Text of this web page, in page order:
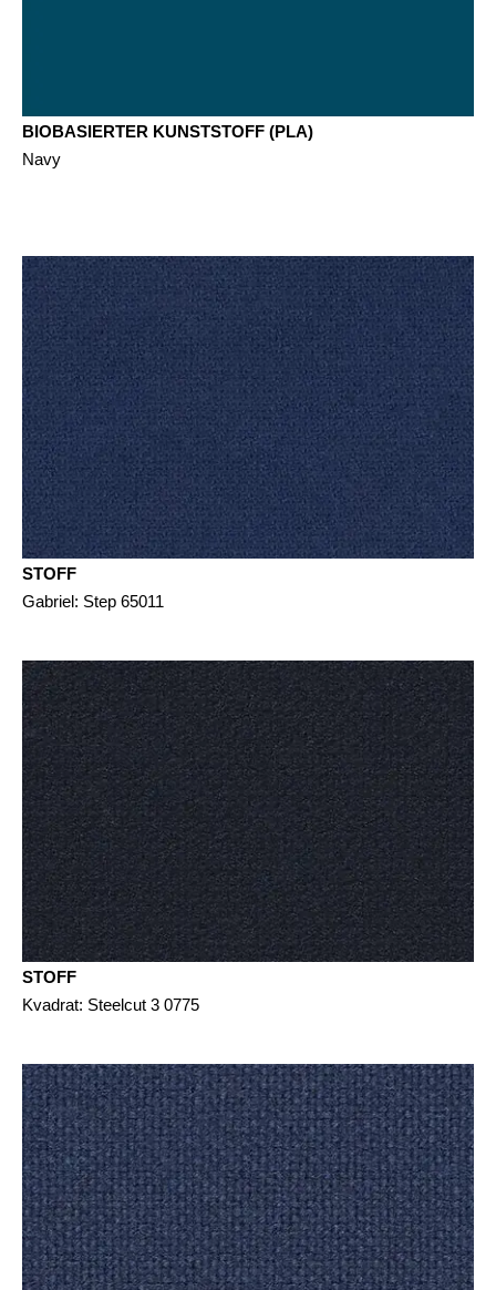
BIOBASIERTER KUNSTSTOFF (PLA)
Navy
STOFF
Gabriel: Step 65011
STOFF
Kvadrat: Steelcut 3 0775